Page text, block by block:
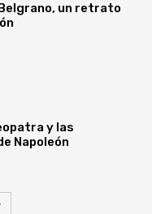
un retrato
y las
Napoleón